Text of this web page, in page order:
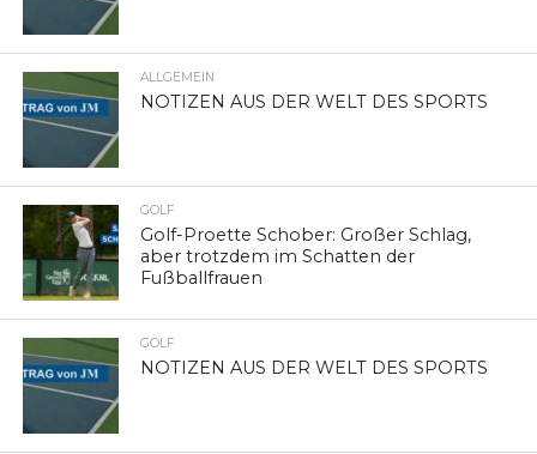
ALLGEMEIN
NOTIZEN AUS DER WELT DES SPORTS
GOLF
Golf-Proette Schober: Großer Schlag,
aber trotzdem im Schatten der
Fußballfrauen
GOLF
NOTIZEN AUS DER WELT DES SPORTS